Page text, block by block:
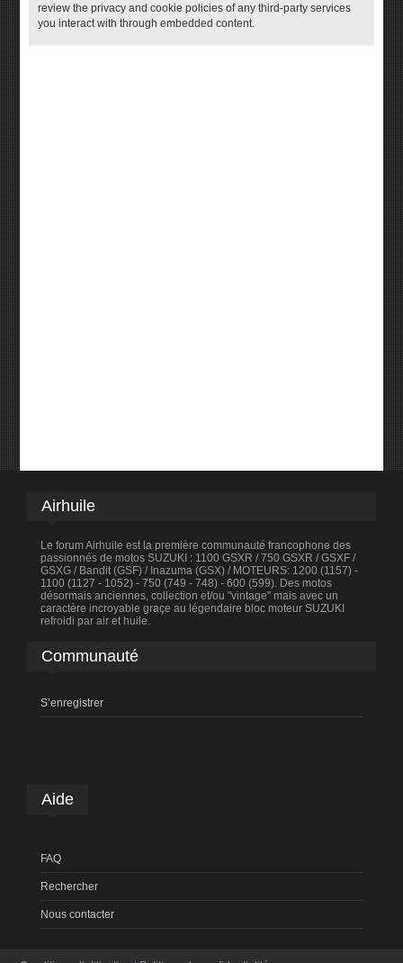
review the privacy and cookie policies of any third-party services
you interact with through embedded content.
Airhuile
Le forum Airhuile est la première communauté francophone des
passionnés de motos SUZUKI : 1100 GSXR / 750 GSXR / GSXF /
GSXG / Bandit (GSF) / Inazuma (GSX) / MOTEURS: 1200 (1157) -
1100 (1127 - 1052) - 750 (749 - 748) - 600 (599). Des motos
désormais anciennes, collection et/ou "vintage" mais avec un
caractère incroyable graçe au légendaire bloc moteur SUZUKI
refroidi par air et huile.
Communauté
S’enregistrer
Aide
FAQ
Rechercher
Nous contacter